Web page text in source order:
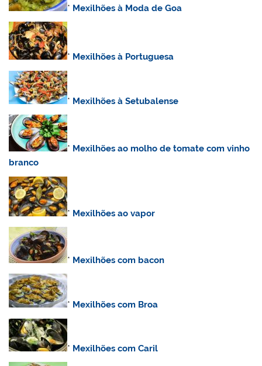
* Mexilhões à Moda de Goa
* Mexilhões à Portuguesa
* Mexilhões à Setubalense
* Mexilhões ao molho de tomate com vinho
branco
* Mexilhões ao vapor
* Mexilhões com bacon
* Mexilhões com Broa
* Mexilhões com Caril